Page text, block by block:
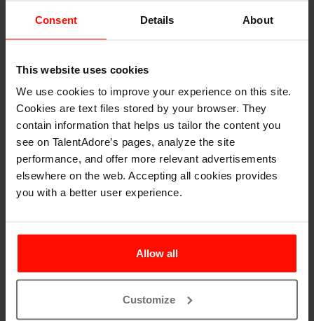
Consent Details About
This website uses cookies
We use cookies to improve your experience on this site.
Cookies are text files stored by your browser. They
contain information that helps us tailor the content you
see on TalentAdore’s pages, analyze the site
performance, and offer more relevant advertisements
elsewhere on the web. Accepting all cookies provides
you with a better user experience.
Allow all
Customize
järjestelmiä
EU:n tekoälysäädöksen (AI Act) mukaan
Kiinnitä erityistä huomiota rekrytointijärjestelmän
valintaan sekä varmista, että myös kaikki käyttämäsi
ulkopuoliset työkalut ja integraatiot noudattavat
säädöstä.
Vältä "GPT-wrappereita" ja irallisia työkaluja
Suosi integroituja, turvallisia ratkaisuja. Jos käytät
ulkoisia työkaluja, ole tarkkana siitä, mitä dataa
tietoturvallisuutta, ne eivät aina tuo toivottua
lopputulosta. Siinä tilanteessa niiden käyttö yleensä tulisi
kieltää."
"Ihminen loopissa" aina